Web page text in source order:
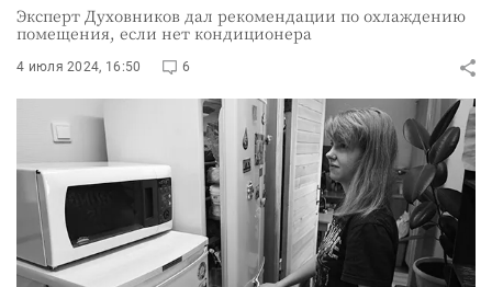
Эксперт Духовников дал рекомендации по охлаждению
помещения, если нет кондиционера
4 июля 2024, 16:50 6